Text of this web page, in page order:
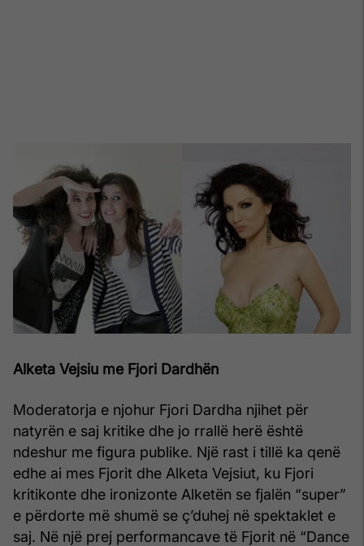
Alketa Vejsiu me Fjori Dardhën
Moderatorja e njohur Fjori Dardha njihet për
natyrën e saj kritike dhe jo rrallë herë është
ndeshur me figura publike. Një rast i tillë ka qenë
edhe ai mes Fjorit dhe Alketa Vejsiut, ku Fjori
kritikonte dhe ironizonte Alketën se fjalën “super”
e përdorte më shumë se ç’duhej në spektaklet e
saj. Në një prej performancave të Fjorit në “Dance